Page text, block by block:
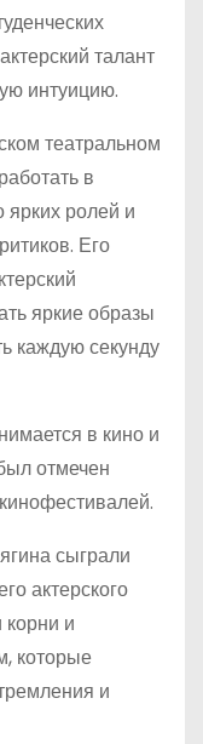
талант
интуицию.
театральном
в
ролей и
Его
яркие образы
каждую секунду
в кино и
отмечен
сыграли
актерского
корни и
которые
и